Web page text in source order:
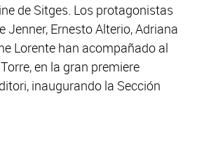
de Sitges. Los protagonistas
Jenner, Ernesto Alterio, Adriana
Lorente han acompañado al
en la gran premiere
inaugurando la Sección